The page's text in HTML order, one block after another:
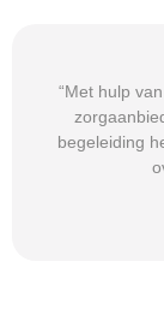
“Met hulp
begeleiding